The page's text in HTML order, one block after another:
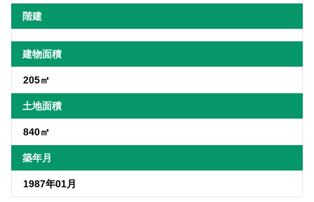
階建
建物面積
205㎡
土地面積
840㎡
築年月
1987年01月